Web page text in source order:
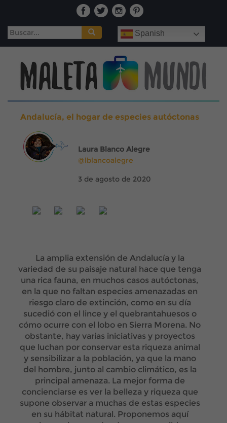
Buscar: Spanish
Andalucía, el hogar de especies autóctonas
Laura Blanco Alegre
@lblancoalegre
3 de agosto de 2020
La amplia extensión de Andalucía y la
variedad de su paisaje natural hace que tenga
una rica fauna, en muchos casos autóctonas,
en la que no faltan especies amenazadas en
riesgo claro de extinción, como en su día
sucedió con el lince y el quebrantahuesos o
cómo ocurre con el lobo en Sierra Morena. No
obstante, hay varias iniciativas y proyectos
que luchan por conservar esta riqueza animal
y sensibilizar a la población, ya que la mano
del hombre, junto al cambio climático, es la
principal amenaza. La mejor forma de
concienciarse es ver la belleza y riqueza que
supone observar a muchas de estas especies
en su hábitat natural. Proponemos aquí